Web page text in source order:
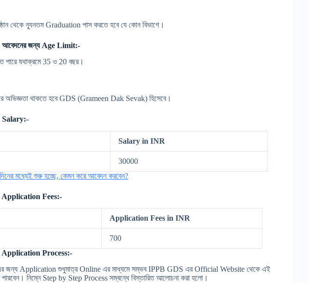
থেকে ন্যূনতম Graduation পাস করতে হবে যে কোন বিভাগে।
জন্য Age Limit:-
পারে যথাক্রমে 35 ও 20 বছর।
অভিজ্ঞতা থাকতে হবে GDS (Grameen Dak Sevak) হিসেবে।
Salary:-
Salary in INR
30000
মধ্যেই শুরু হচ্ছে, কেমন করে আবেদন করবেন?
Fees:-
Application Fees in INR
700
Process:-
Application শুধুমাত্র Online এর মাধ্যমে সম্ভব IPPB GDS এর Official Website থেকে এই
নিম্নে Step by Step Process সম্বন্ধে বিস্তারিত আলোচনা করা হলো।